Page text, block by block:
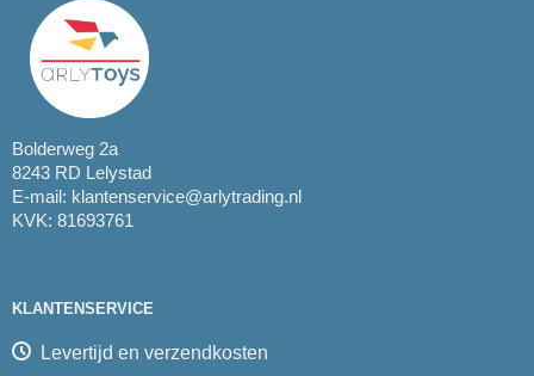
Bolderweg 2a
8243 RD Lelystad
E-mail: klantenservice@arlytrading.nl
KVK: 81693761
KLANTENSERVICE
Levertijd en verzendkosten